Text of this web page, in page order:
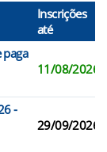
Inscrições
até
paga
11/08/2026
-
29/09/2026